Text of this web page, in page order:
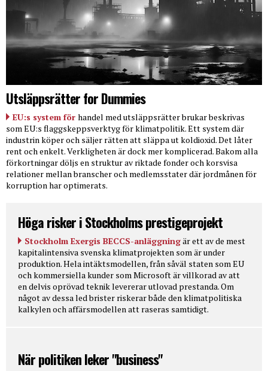
Utsläppsrätter for Dummies
EU:s system för handel med utsläppsrätter brukar beskrivas
som EU:s flaggskeppsverktyg för klimatpolitik. Ett system där
industrin köper och säljer rätten att släppa ut koldioxid. Det låter
rent och enkelt. Verkligheten är dock mer komplicerad. Bakom alla
förkortningar döljs en struktur av riktade fonder och korsvisa
relationer mellan branscher och medlemsstater där jordmånen för
korruption har optimerats.
Höga risker i Stockholms prestigeprojekt
Stockholm Exergis BECCS-anläggningär ett av de mest
kapitalintensiva svenska klimatprojekten som är under
produktion. Hela intäktsmodellen, från såväl staten som EU
och kommersiella kunder som Microsoft är villkorad av att
en delvis oprövad teknik levererar utlovad prestanda. Om
något av dessa led brister riskerar både den klimatpolitiska
kalkylen och affärsmodellen att raseras samtidigt.
När politiken leker "business"